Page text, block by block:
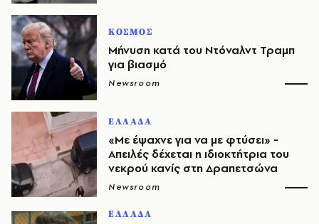
ΚΟΣΜΟΣ
Μήνυση κατά του Ντόναλντ Τραμπ
για βιασμό
Newsroom
ΕΛΛΑΔΑ
«Με έψαχνε για να με φτύσει» -
Απειλές δέχεται η ιδιοκτήτρια του
νεκρού κανίς στη Δραπετσώνα
Newsroom
ΕΛΛΑΔΑ